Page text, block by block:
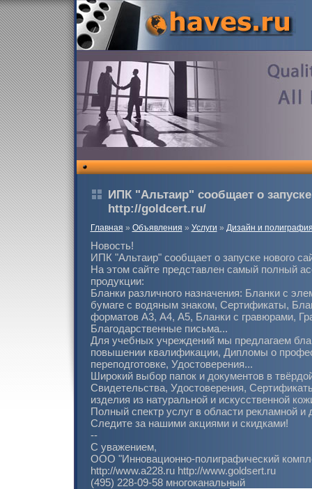
ИПК "Альтаир" сообщает о
http://goldcert.ru/
Главная » Объявления » Услуги » Дизайн и
Новость!
ИПК "Альтаир" сообщает о запуске нового
На этом сайте представлен самый полный
продукции:
Бланки различного назначения: Бланки с
бумаге с водяным знаком, Сертификаты,
форматов А3, А4, А5, Бланки с гравюрами,
Благодарственные письма...
Для учебных учреждений мы предлагаем
повышении квалификации, Дипломы о
переподготовке, Удостоверения...
Широкий выбор папок и документов в
Свидетельства, Удостоверения,
изделия из натуральной и искусственной
Полный спектр услуг в области рекламной и
Следите за нашими акциями и скидками!
--
С уважением,
ООО "Инновационно-полиграфический
http://www.a228.ru http://www.goldsert.ru
(495) 228-09-58 многоканальный